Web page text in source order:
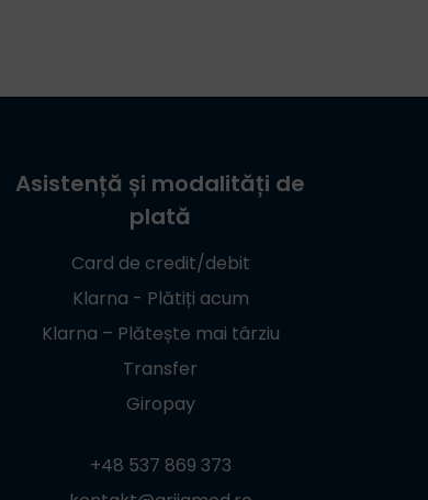
Asistență și modalități de
plată
Card de credit/debit
Klarna - Plătiți acum
Klarna – Plătește mai târziu
Transfer
Giropay
+48 537 869 373